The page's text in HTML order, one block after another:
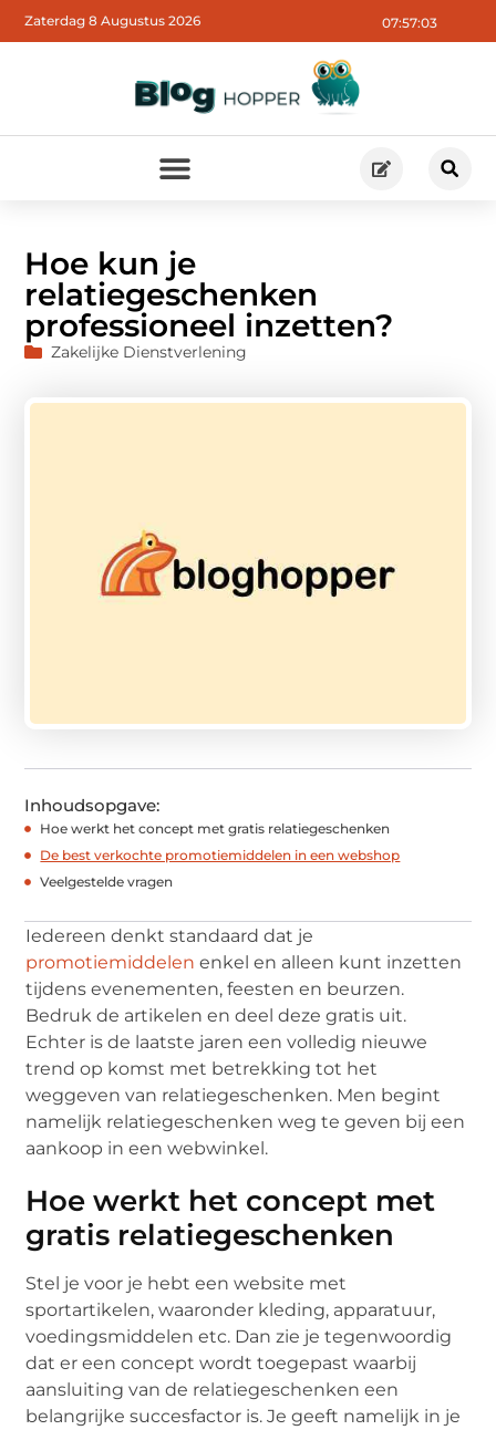
07:57:05
Zaterdag 8 Augustus 2026
Hoe kun je
relatiegeschenken
professioneel inzetten?
Zakelijke Dienstverlening
Inhoudsopgave:
Hoe werkt het concept met gratis relatiegeschenken
De best verkochte promotiemiddelen in een webshop
Veelgestelde vragen
Iedereen denkt standaard dat je
promotiemiddelen enkel en alleen kunt inzetten
tijdens evenementen, feesten en beurzen.
Bedruk de artikelen en deel deze gratis uit.
Echter is de laatste jaren een volledig nieuwe
trend op komst met betrekking tot het
weggeven van relatiegeschenken. Men begint
namelijk relatiegeschenken weg te geven bij een
aankoop in een webwinkel.
Hoe werkt het concept met
gratis relatiegeschenken
Stel je voor je hebt een website met
sportartikelen, waaronder kleding, apparatuur,
voedingsmiddelen etc. Dan zie je tegenwoordig
dat er een concept wordt toegepast waarbij
aansluiting van de relatiegeschenken een
belangrijke succesfactor is. Je geeft namelijk in je